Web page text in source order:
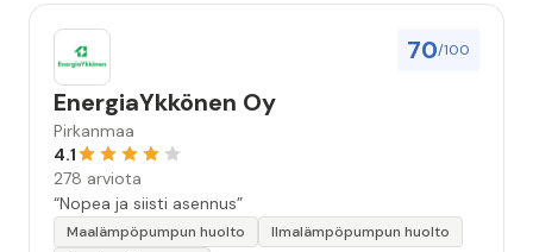
70/100
EnergiaYkkönen Oy
Pirkanmaa
4.1
278 arviota
“Nopea ja siisti asennus”
Maalämpöpumpun huolto
Ilmalämpöpumpun huolto